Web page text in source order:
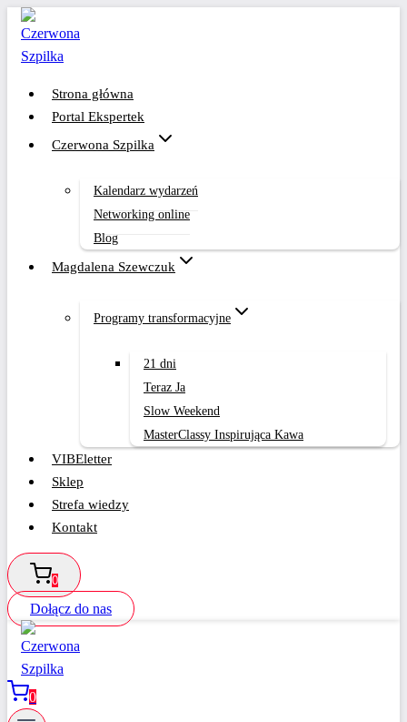
Przejdź
treści
Strona główna
Portal Ekspertek
Czerwona Szpilka
Kalendarz wydarzeń
Networking online
Blog
Magdalena Szewczuk
Programy transformacyjne
21 dni
Teraz Ja
Slow Weekend
MasterClassy Inspirująca Kawa
VIBEletter
Sklep
Strefa wiedzy
Kontakt
0
Dołącz do nas
0